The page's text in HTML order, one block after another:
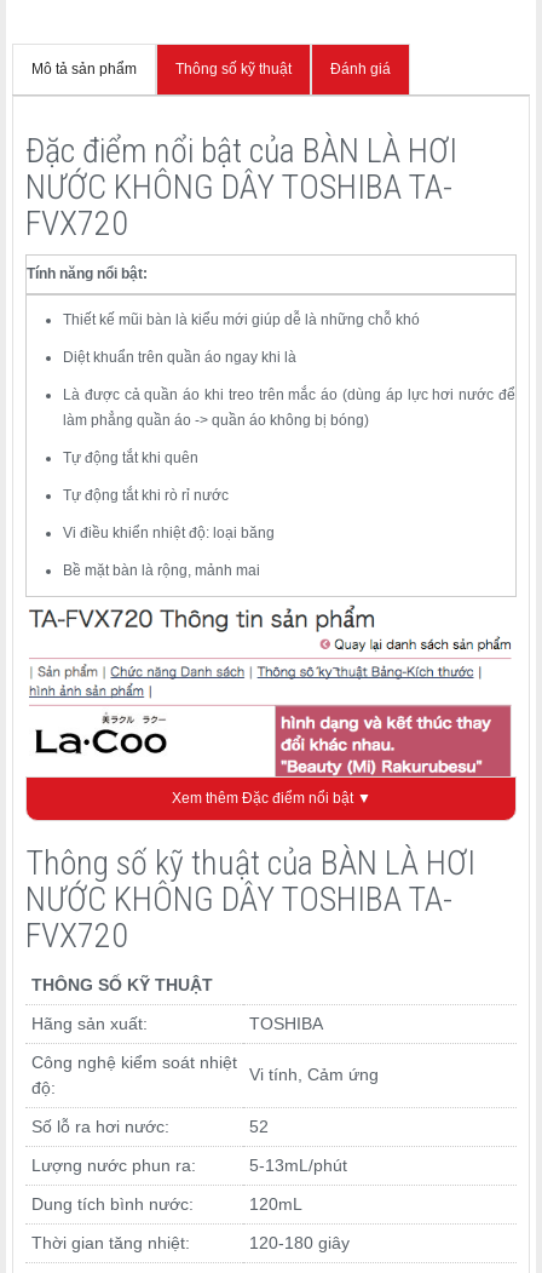
Mô tả sản phẩm Thông số kỹ thuật Đánh giá
Đặc điểm nổi bật của BÀN LÀ HƠI
NƯỚC KHÔNG DÂY TOSHIBA TA-
FVX720
Tính năng nổi bật:
Thiết kế mũi bàn là kiểu mới giúp dễ là những chỗ khó
Diệt khuẩn trên quần áo ngay khi là
Là được cả quần áo khi treo trên mắc áo (dùng áp lực hơi nước để
làm phẳng quần áo -> quần áo không bị bóng)
Tự động tắt khi quên
Tự động tắt khi rò rỉ nước
Vi điều khiển nhiệt độ: loại băng
Bề mặt bàn là rộng, mảnh mai
Xem thêm Đặc điểm nổi bật ▼
Thông số kỹ thuật của BÀN LÀ HƠI
NƯỚC KHÔNG DÂY TOSHIBA TA-
FVX720
THÔNG SỐ KỸ THUẬT
Hãng sản xuất:
TOSHIBA
Công nghệ kiểm soát nhiệt
độ:
Vi tính, Cảm ứng
Số lỗ ra hơi nước:
52
Lượng nước phun ra:
5-13mL/phút
Dung tích bình nước:
120mL
Thời gian tăng nhiệt:
120-180 giây